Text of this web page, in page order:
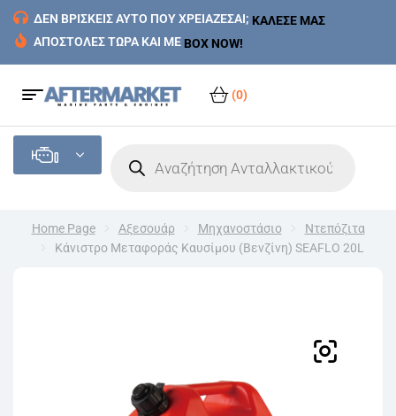
ΔΕΝ ΒΡΙΣΚΕΙΣ ΑΥΤΟ ΠΟΥ ΧΡΕΙΑΖΕΣΑΙ; ΚΑΛΕΣΕ ΜΑΣ
ΑΠΟΣΤΟΛΕΣ ΤΩΡΑ ΚΑΙ ΜΕ BOX NOW!
(0)
Home Page Αξεσουάρ Μηχανοστάσιο
Ντεπόζιτα
Κάνιστρο Μεταφοράς Καυσίμου (Βενζίνη) SEAFLO 20L